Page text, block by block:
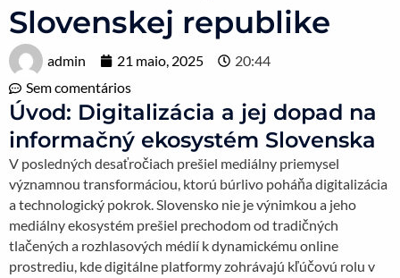
Slovenskej republike
admin 21 maio, 2025
20:44
Sem comentários
Úvod: Digitalizácia a jej dopad na
informačný ekosystém Slovenska
V posledných desaťročiach prešiel mediálny priemysel
významnou transformáciou, ktorú búrlivo poháňa digitalizácia
a technologický pokrok. Slovensko nie je výnimkou a jeho
mediálny ekosystém prešiel prechodom od tradičných
tlačených a rozhlasových médií k dynamickému online
prostrediu, kde digitálne platformy zohrávajú kľúčovú rolu v